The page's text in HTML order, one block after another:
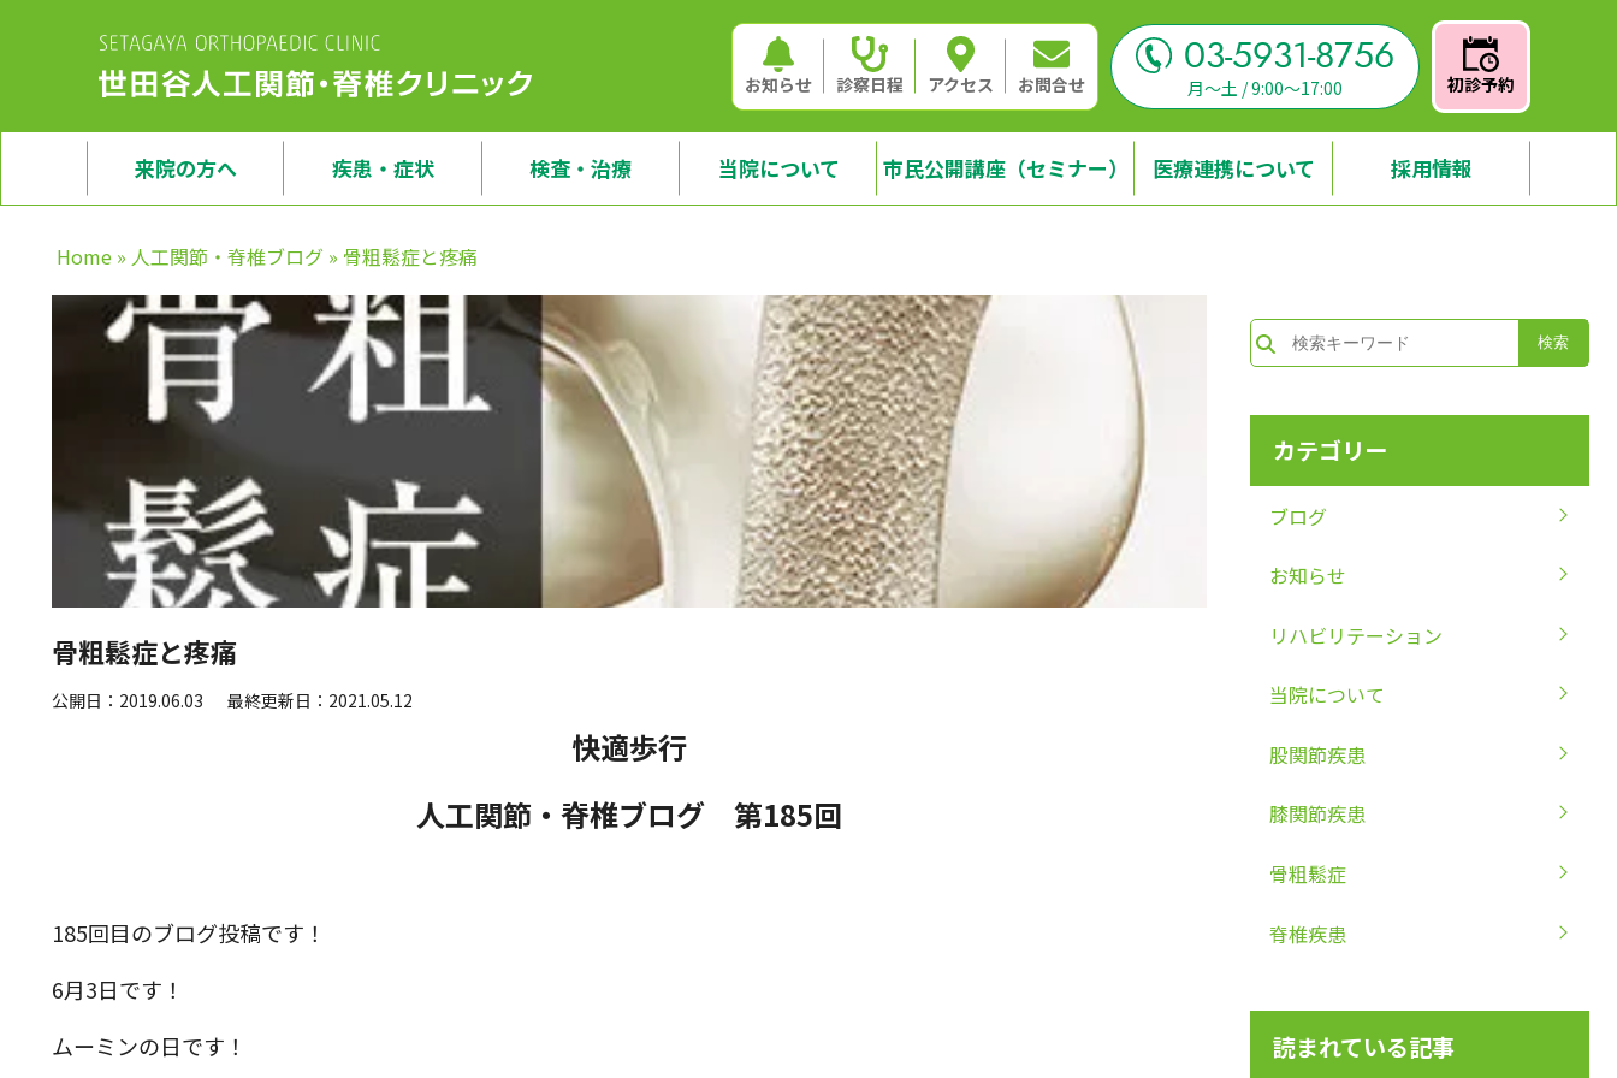
03-5931-8756
月～土 / 9:00～17:00 初診予約
お知らせ 診察日程 アクセス お問合せ
来院の方へ 疾患・症状 検査・治療 当院について 市民公開講座（セミナー） 医療連携について 採用情報
Home » 人工関節・脊椎ブログ » 骨粗鬆症と疼痛
骨粗鬆症と疼痛
公開日：2019.06.03 最終更新日：2021.05.12
快適歩行
人工関節・脊椎ブログ 第185回
185回目のブログ投稿です！
6月3日です！
ムーミンの日です！
カテゴリー
ブログ
お知らせ
リハビリテーション
当院について
股関節疾患
膝関節疾患
骨粗鬆症
脊椎疾患
読まれている記事